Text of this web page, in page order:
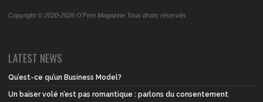
Copyright © 2020-2026 O'Fem Magazine Tous droits réservés
LATEST NEWS
Qu’est-ce qu’un Business Model?
Un baiser volé n’est pas romantique : parlons du consentement